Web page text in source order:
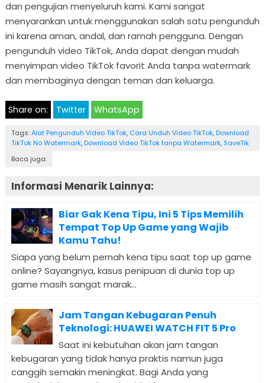
dan pengujian menyeluruh kami. Kami sangat
menyarankan untuk menggunakan salah satu pengunduh
ini karena aman, andal, dan ramah pengguna. Dengan
pengunduh video TikTok, Anda dapat dengan mudah
menyimpan video TikTok favorit Anda tanpa watermark
dan membaginya dengan teman dan keluarga.
Share on: Twitter WhatsApp
Tags:Alat Pengunduh Video TikTok, Cara Unduh Video TikTok, Download
TikTok No Watermark, Download Video TikTok tanpa Watermark, SaveTik
Baca juga:
Informasi Menarik Lainnya:
Biar Gak Kena Tipu, Ini 5 Tips Memilih
Tempat Top Up Game yang Wajib
Kamu Tahu!
Siapa yang belum pernah kena tipu saat top up game
online? Sayangnya, kasus penipuan di dunia top up
game masih sangat marak...
Jam Tangan Kebugaran Penuh
Teknologi: HUAWEI WATCH FIT 5 Pro
Saat ini kebutuhan akan jam tangan
kebugaran yang tidak hanya praktis namun juga
canggih semakin meningkat. Bagi Anda yang